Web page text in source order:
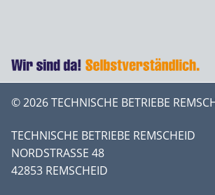
© 2026 TECHNISCHE BETRIEBE
TECHNISCHE BETRIEBE REMSCHEID
NORDSTRASSE 48
42853 REMSCHEID